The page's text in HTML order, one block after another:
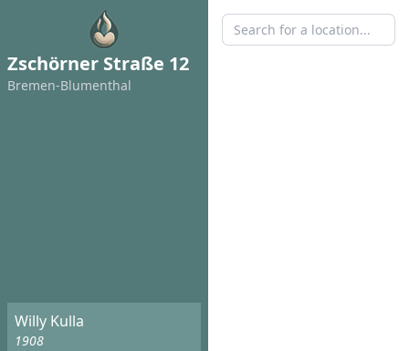
Zschörner Straße 12
Bremen-Blumenthal
Willy Kulla
1908